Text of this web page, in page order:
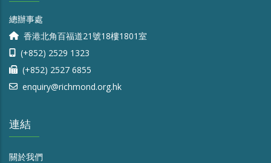
總辦事處
香港北角百福道21號18樓1801室
(+852) 2529 1323
(+852) 2527 6855
enquiry@richmond.org.hk
連結
關於我們